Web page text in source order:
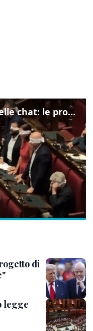
Delmastro, negato l'uso delle chat: le proteste di Avs e M5s
di
legge